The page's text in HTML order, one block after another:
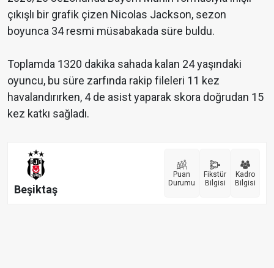
çıkışlı bir grafik çizen Nicolas Jackson, sezon
boyunca 34 resmi müsabakada süre buldu.
Toplamda 1320 dakika sahada kalan 24 yaşındaki
oyuncu, bu süre zarfında rakip fileleri 11 kez
havalandırırken, 4 de asist yaparak skora doğrudan 15
kez katkı sağladı.
Beşiktaş
Puan
Durumu
Fikstür
Bilgisi
Kadro
Bilgisi